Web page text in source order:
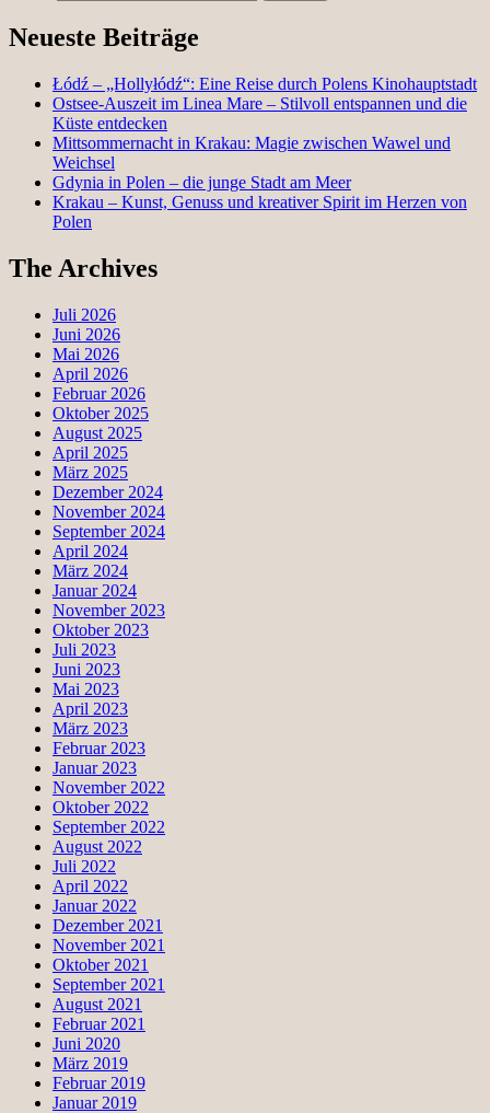
Neueste Beiträge
Łódź – „Hollyłódź“: Eine Reise durch Polens Kinohauptstadt
Ostsee-Auszeit im Linea Mare – Stilvoll entspannen und die
Küste entdecken
Mittsommernacht in Krakau: Magie zwischen Wawel und
Weichsel
Gdynia in Polen – die junge Stadt am Meer
Krakau – Kunst, Genuss und kreativer Spirit im Herzen von
Polen
The Archives
Juli 2026
Juni 2026
Mai 2026
April 2026
Februar 2026
Oktober 2025
August 2025
April 2025
März 2025
Dezember 2024
November 2024
September 2024
April 2024
März 2024
Januar 2024
November 2023
Oktober 2023
Juli 2023
Juni 2023
Mai 2023
April 2023
März 2023
Februar 2023
Januar 2023
November 2022
Oktober 2022
September 2022
August 2022
Juli 2022
April 2022
Januar 2022
Dezember 2021
November 2021
Oktober 2021
September 2021
August 2021
Februar 2021
Juni 2020
März 2019
Februar 2019
Januar 2019